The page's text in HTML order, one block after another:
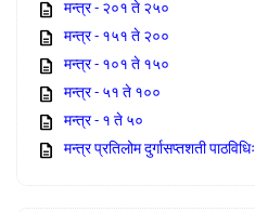
मन्त्र - २०१ ते २५०
मन्त्र - १५१ ते २००
मन्त्र - १०१ ते १५०
मन्त्र - ५१ ते १००
मन्त्र - १ ते ५०
मन्त्र प्रतिलोम दुर्गासप्तशती पाठविधिः